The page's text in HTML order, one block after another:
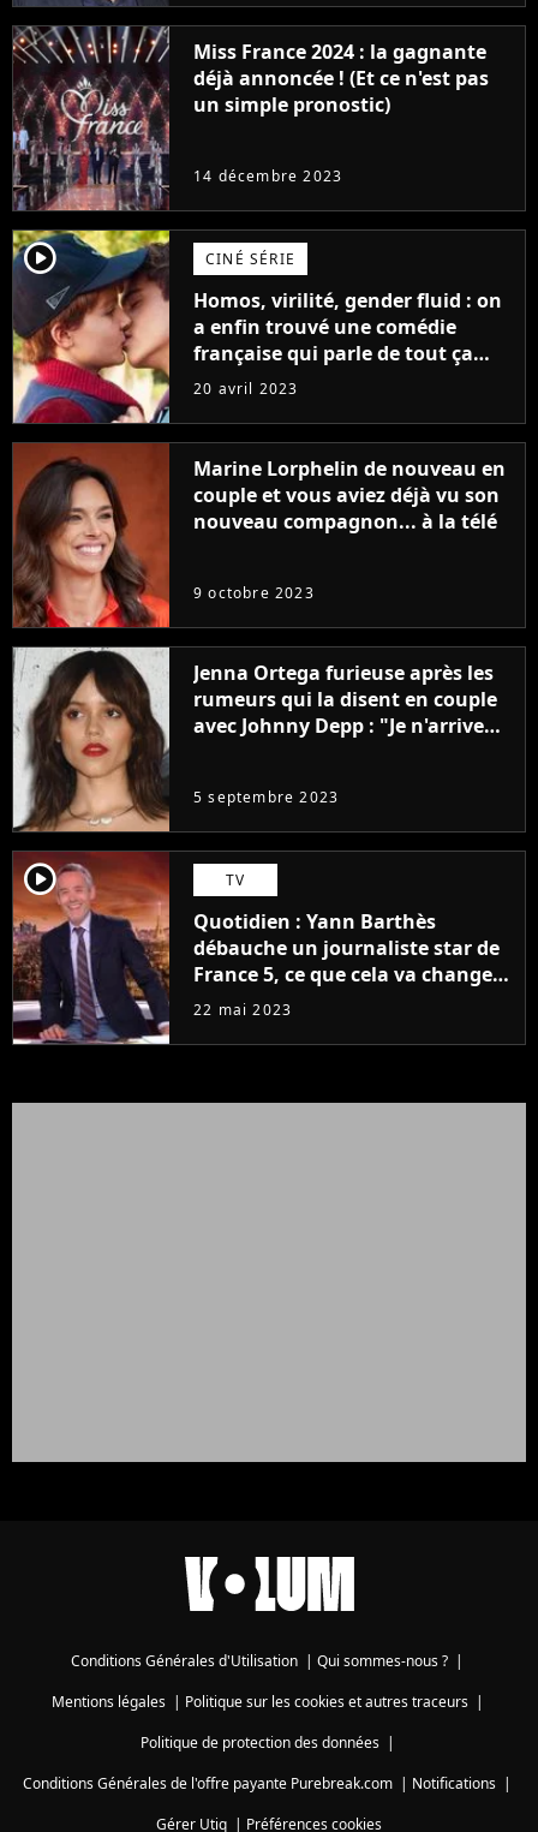
Miss France 2024 : la gagnante
déjà annoncée ! (Et ce n'est pas
un simple pronostic)
14 décembre 2023
player2 CINÉ SÉRIE
Homos, virilité, gender fluid : on
a enfin trouvé une comédie
française qui parle de tout ça
sans être super ringarde
20 avril 2023
Marine Lorphelin de nouveau en
couple et vous aviez déjà vu son
nouveau compagnon... à la télé
9 octobre 2023
Jenna Ortega furieuse après les
rumeurs qui la disent en couple
avec Johnny Depp : "Je n'arrive
5 septembre 2023
player2 TV
Quotidien : Yann Barthès
débauche un journaliste star de
France 5, ce que cela va changer
à la rentrée
22 mai 2023
Conditions Générales d'Utilisation | Qui sommes-nous ? |
Mentions légales| Politique sur les cookies et autres traceurs|
Politique de protection des données|
Conditions Générales de l'offre payante Purebreak.com | Notifications |
Gérer Utiq | Préférences cookies